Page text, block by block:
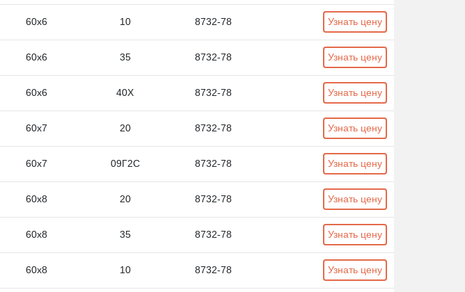
60х6 10 8732-78 Узнать цену
60х6 35 8732-78 Узнать цену
60х6 40Х 8732-78 Узнать цену
60х7 20 8732-78 Узнать цену
60х7 09Г2С 8732-78 Узнать цену
60х8 20 8732-78 Узнать цену
60х8 35 8732-78 Узнать цену
60х8 10 8732-78 Узнать цену